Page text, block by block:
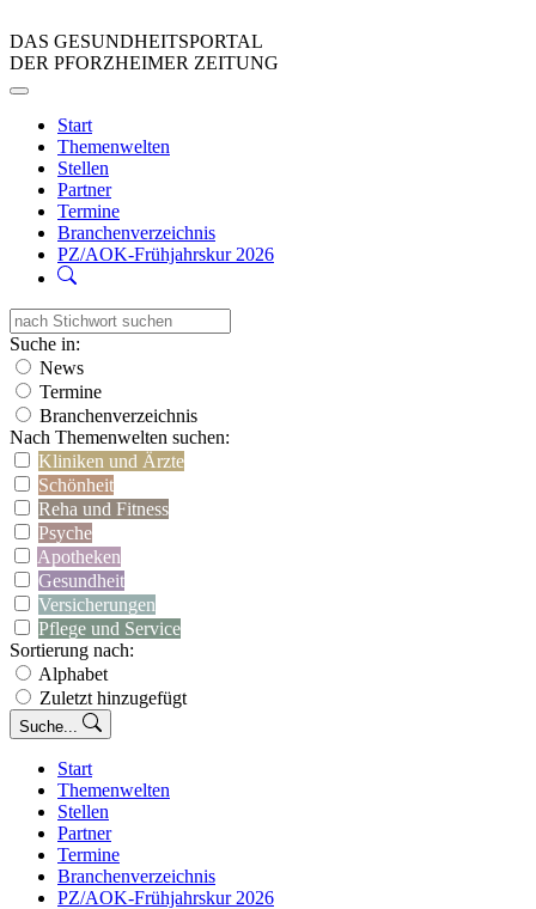
DAS GESUNDHEITSPORTAL
DER PFORZHEIMER ZEITUNG
Start
Themenwelten
Stellen
Partner
Termine
Branchenverzeichnis
PZ/AOK-Frühjahrskur 2026
Suche in:
News
Termine
Branchenverzeichnis
Nach Themenwelten suchen:
Kliniken und Ärzte
Schönheit
Reha und Fitness
Psyche
Apotheken
Gesundheit
Versicherungen
Pflege und Service
Sortierung nach:
Alphabet
Zuletzt hinzugefügt
Suche...
Start
Themenwelten
Stellen
Partner
Termine
Branchenverzeichnis
PZ/AOK-Frühjahrskur 2026